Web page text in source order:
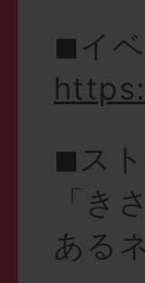
◼︎イ
◼︎ス
「き
ある